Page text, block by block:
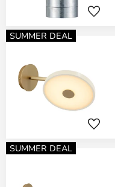
SUMMER DEAL
SUMMER DEAL